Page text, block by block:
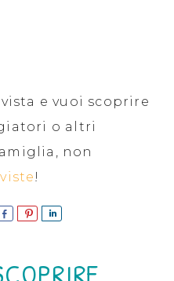
e vuoi scoprire
o altri
non
!
Share Pin